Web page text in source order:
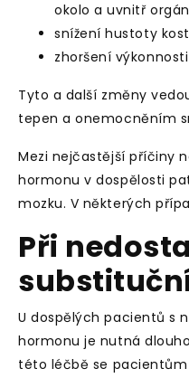
okolo a uvnitř
snížení hustoty
zhoršení
Tyto a další změny
tepen a onemocněním
Mezi nejčastější příčiny
hormonu v dospělosti
mozku. V některých
Při
U dospělých pacientů s
hormonu je nutná
této léčbě se